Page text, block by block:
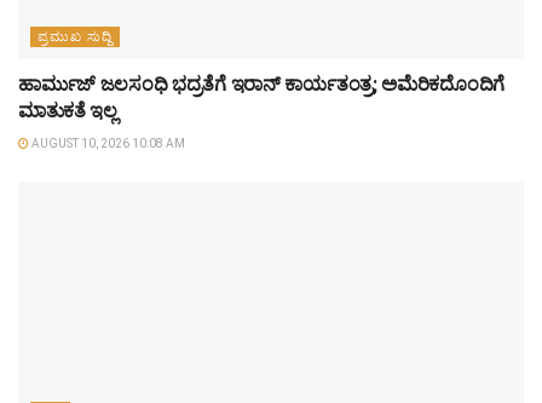
ಪ್ರಮುಖ ಸುದ್ದಿ
ಹಾರ್ಮುಜ್ ಜಲಸಂಧಿ ಭದ್ರತೆಗೆ ಇರಾನ್ ಕಾರ್ಯತಂತ್ರ; ಅಮೆರಿಕದೊಂದಿಗೆ
ಮಾತುಕತೆ ಇಲ್ಲ
AUGUST 10, 2026 10:08 AM